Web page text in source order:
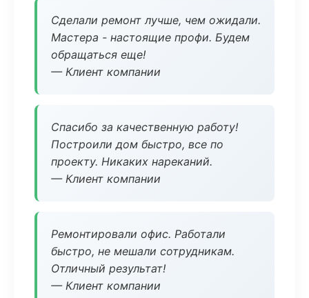
Сделали ремонт лучше, чем ожидали.
Мастера - настоящие профи. Будем
обращаться еще!
— Клиент компании
Спасибо за качественную работу!
Построили дом быстро, все по
проекту. Никаких нареканий.
— Клиент компании
Ремонтировали офис. Работали
быстро, не мешали сотрудникам.
Отличный результат!
— Клиент компании